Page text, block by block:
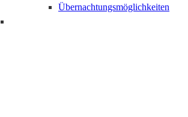
Übernachtungsmöglichkeiten